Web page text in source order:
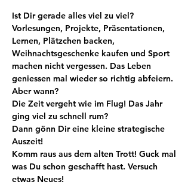
Ist Dir gerade alles viel zu viel?
Vorlesungen, Projekte, Präsentationen,
Lernen, Plätzchen backen,
Weihnachtsgeschenke kaufen und Sport
machen nicht vergessen. Das Leben
geniessen mal wieder so richtig abfeiern.
Aber wann?
Die Zeit vergeht wie im Flug! Das Jahr
ging viel zu schnell rum?
Dann gönn Dir eine kleine strategische
Auszeit!
Komm raus aus dem alten Trott! Guck mal
was Du schon geschafft hast. Versuch
etwas Neues!